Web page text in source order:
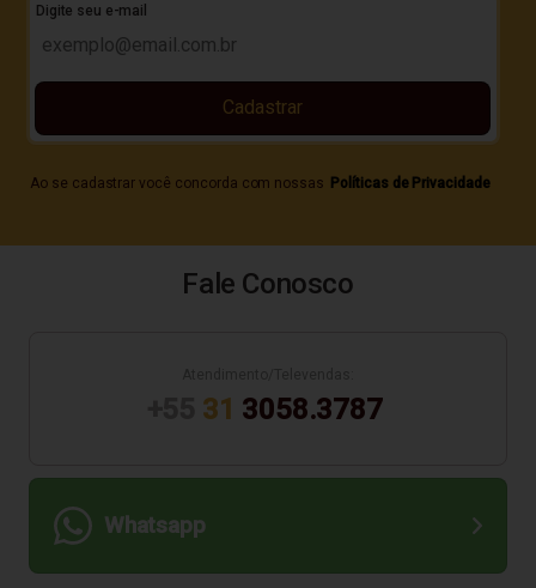
Digite seu e-mail
Ao se cadastrar você concorda com nossas Políticas de Privacidade
Cadastrar
Fale Conosco
31 3058.3787
Whatsapp